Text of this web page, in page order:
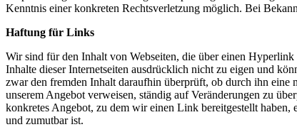
Kenntnis einer konkreten Rechtsverletzung möglich. Bei
Haftung für Links
Wir sind für den Inhalt von Webseiten, die über einen
Inhalte dieser Internetseiten ausdrücklich nicht zu eigen und
zwar den fremden Inhalt daraufhin überprüft, ob durch ihn
unserem Angebot verweisen, ständig auf Veränderungen zu
konkretes Angebot, zu dem wir einen Link bereitgestellt
und zumutbar ist.